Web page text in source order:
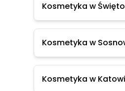
Kosmetyka w
Kosmetyka w
Kosmetyka w